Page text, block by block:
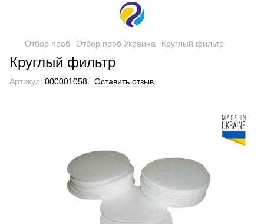
Отбор проб Отбор проб Украина Круглый фильтр
Круглый фильтр
Артикул: 000001058 Оставить отзыв